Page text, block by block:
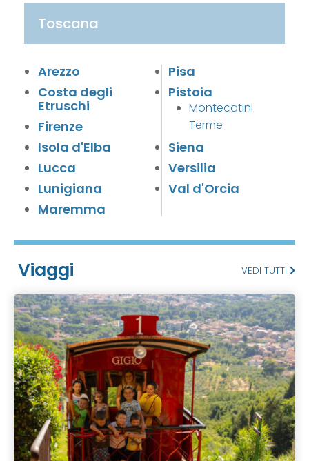
Toscana
Arezzo
Costa degli
Etruschi
Firenze
Isola d'Elba
Lucca
Lunigiana
Maremma
Pisa
Pistoia
Montecatini
Terme
Siena
Versilia
Val d'Orcia
Viaggi VEDI TUTTI